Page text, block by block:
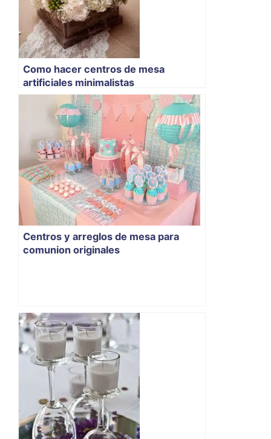
Como hacer centros de mesa
artificiales minimalistas
Centros y arreglos de mesa para
comunion originales